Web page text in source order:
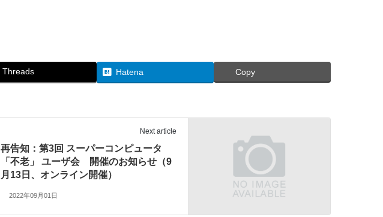
Threads Hatena Copy
Next article
再告知：第3回 スーパーコンピュータ
「不老」 ユーザ会 開催のお知らせ（9
月13日、オンライン開催）
2022年09月01日